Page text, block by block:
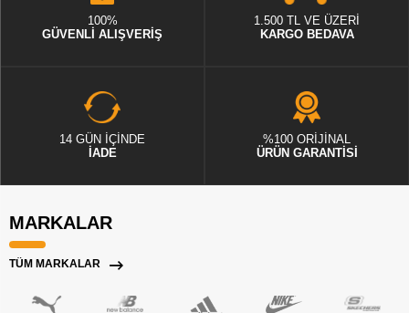
100%
GÜVENLİ ALIŞVERİŞ
1.500 TL VE ÜZERİ
KARGO BEDAVA
14 GÜN İÇİNDE
İADE
%100 ORİJİNAL
ÜRÜN GARANTİSİ
MARKALAR
TÜM MARKALAR